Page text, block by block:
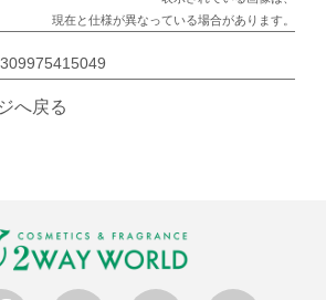
現在と仕様が異なっている場合があります。
309975415049
へ戻る